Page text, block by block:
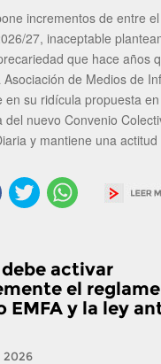
incrementos de entre
27, inaceptable
que hace años
Asociación de Medios de
en su ridícula propuesta
del nuevo Convenio
y mantiene una
debe activar
el
EMFA y la ley
2026